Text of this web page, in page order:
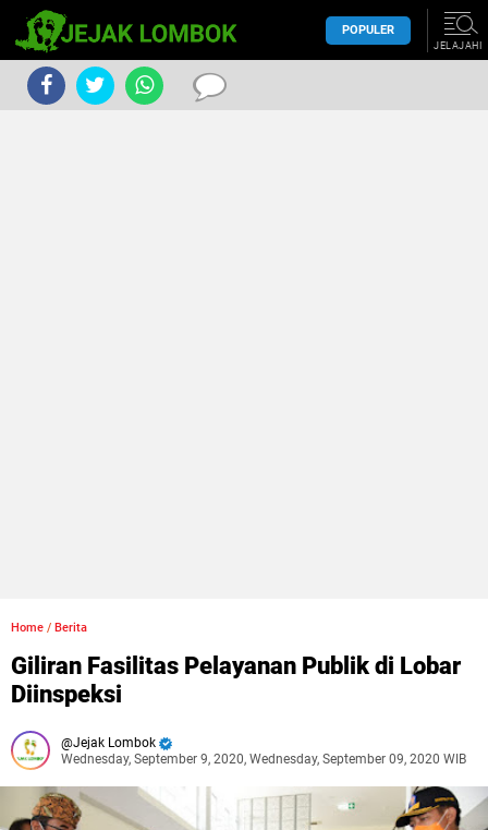
POPULER
JELAJAHI
Home / Berita
Giliran Fasilitas Pelayanan Publik di Lobar
Diinspeksi
Jejak Lombok
Wednesday, September 9, 2020, Wednesday, September 09, 2020 WIB